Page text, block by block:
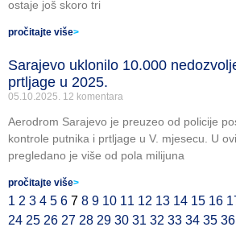
ostaje još skoro tri
pročitajte više>
Sarajevo uklonilo 10.000
prtljage u 2025.
05.10.2025. 12 komentara
Aerodrom Sarajevo je preuzeo od policije
kontrole putnika i prtljage u V. mjesecu. U
pregledano je više od pola milijuna
pročitajte više>
1 2 3 4 5 6 7 8 9 10 11 12 13 14 15 16
24 25 26 27 28 29 30 31 32 33 34 35 36